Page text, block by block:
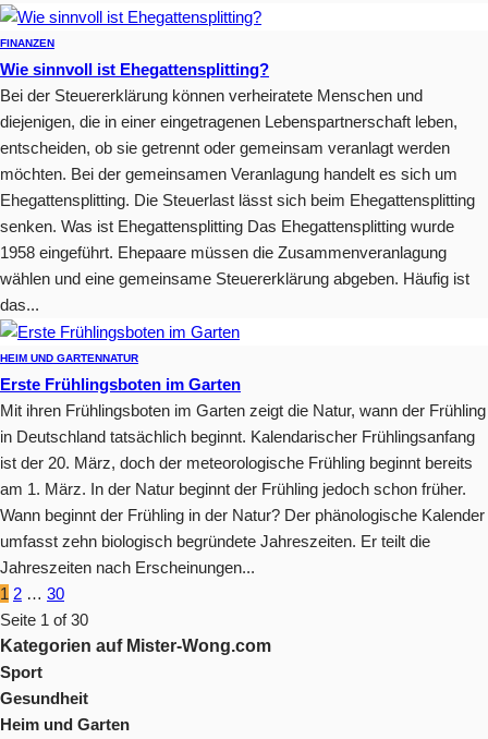
FINANZEN
Wie sinnvoll ist Ehegattensplitting?
Bei der Steuererklärung können verheiratete Menschen und
diejenigen, die in einer eingetragenen Lebenspartnerschaft leben,
entscheiden, ob sie getrennt oder gemeinsam veranlagt werden
möchten. Bei der gemeinsamen Veranlagung handelt es sich um
Ehegattensplitting. Die Steuerlast lässt sich beim Ehegattensplitting
senken. Was ist Ehegattensplitting Das Ehegattensplitting wurde
1958 eingeführt. Ehepaare müssen die Zusammenveranlagung
wählen und eine gemeinsame Steuererklärung abgeben. Häufig ist
das...
HEIM UND GARTENNATUR
Erste Frühlingsboten im Garten
Mit ihren Frühlingsboten im Garten zeigt die Natur, wann der Frühling
in Deutschland tatsächlich beginnt. Kalendarischer Frühlingsanfang
ist der 20. März, doch der meteorologische Frühling beginnt bereits
am 1. März. In der Natur beginnt der Frühling jedoch schon früher.
Wann beginnt der Frühling in der Natur? Der phänologische Kalender
umfasst zehn biologisch begründete Jahreszeiten. Er teilt die
Jahreszeiten nach Erscheinungen...
1 2 … 30
Seite 1 of 30
Kategorien auf Mister-Wong.com
Sport
Gesundheit
Heim und Garten